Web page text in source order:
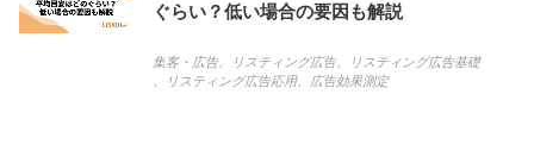
ぐらい？低い場合の要因も解説
集客・広告、 リスティング広告、
リスティング広告基礎
リスティング広告応用、 広告効果測定